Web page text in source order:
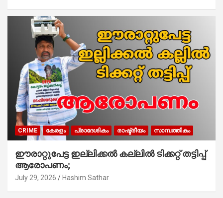
CRIME കേരളം പ്രാദേശികം രാഷ്ട്രീയം സാമ്പത്തികം
ഈരാറ്റുപേട്ട ഇല്ലിക്കൽ കല്ലിൽ ടിക്കറ്റ് തട്ടിപ്പ്
ആരോപണം;
July 29, 2026 Hashim Sathar